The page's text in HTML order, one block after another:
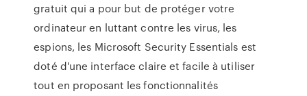
gratuit qui a pour but de protéger votre
ordinateur en luttant contre les virus, les
espions, les Microsoft Security Essentials est
doté d'une interface claire et facile à utiliser
tout en proposant les fonctionnalités